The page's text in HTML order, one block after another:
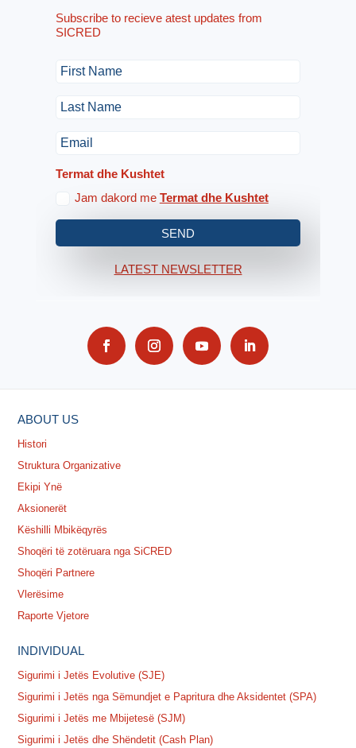
Subscribe to recieve atest updates from
SICRED
Termat dhe Kushtet
Jam dakord me Termat dhe Kushtet
SEND
LATEST NEWSLETTER
ABOUT US
Histori
Struktura Organizative
Ekipi Ynë
Aksionerët
Këshilli Mbikëqyrës
Shoqëri të zotëruara nga SiCRED
Shoqëri Partnere
Vlerësime
Raporte Vjetore
INDIVIDUAL
Sigurimi i Jetës Evolutive (SJE)
Sigurimi i Jetës nga Sëmundjet e Papritura dhe Aksidentet (SPA)
Sigurimi i Jetës me Mbijetesë (SJM)
Sigurimi i Jetës dhe Shëndetit (Cash Plan)